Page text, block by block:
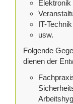
Elektronik
IT-Technik
usw.
Folgende
dienen der